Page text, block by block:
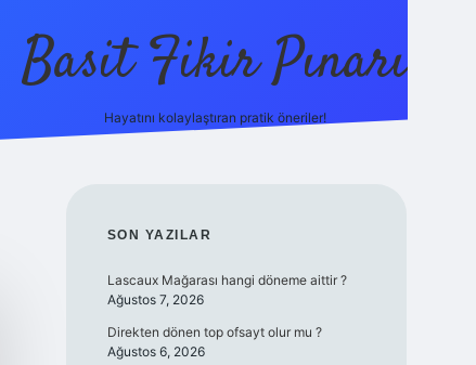
Basit Fikir Pınarı
Hayatını kolaylaştıran pratik öneriler!
SIDEBAR
SON YAZILAR
Lascaux Mağarası hangi döneme aittir ?
Ağustos 7, 2026
Direkten dönen top ofsayt olur mu ?
Ağustos 6, 2026